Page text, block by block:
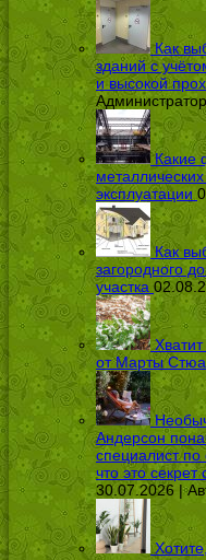
Как
зданий с
и высокой
Администратор
Какие
эксплуатации
Как
загородного
участка
от Марты
Андерсон
специалист по
что это
30.07.2026 |